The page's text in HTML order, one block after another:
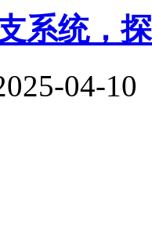
系统，
04-10